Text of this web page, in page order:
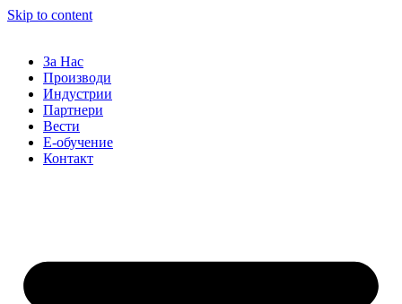
Skip to content
За Нас
Производи
Индустрии
Партнери
Вести
Е-обучение
Контакт